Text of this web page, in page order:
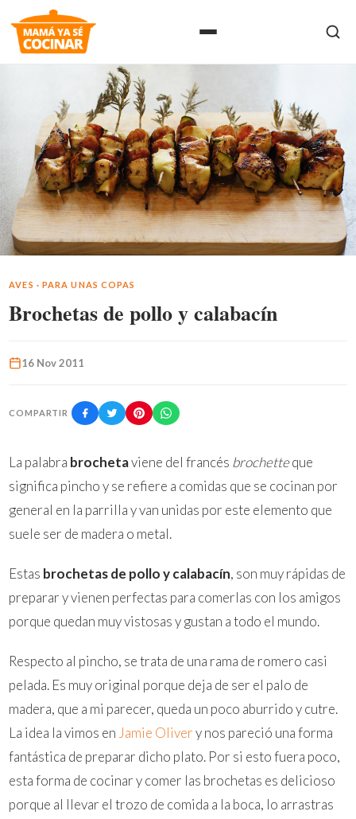
AVES · PARA UNAS COPAS
Brochetas de pollo y calabacín
16 Nov 2011
COMPARTIR
La palabra brochetaviene del francés brochetteque
significa pincho y se refiere a comidas que se cocinan por
general en la parrilla y van unidas por este elemento que
suele ser de madera o metal.
Estas brochetas de pollo y calabacín, son muy rápidas de
preparar y vienen perfectas para comerlas con los amigos
porque quedan muy vistosas y gustan a todo el mundo.
Respecto al pincho, se trata de una rama de romero casi
pelada. Es muy original porque deja de ser el palo de
madera, que a mi parecer, queda un poco aburrido y cutre.
La idea la vimos en Jamie Olivery nos pareció una forma
fantástica de preparar dicho plato. Por si esto fuera poco,
esta forma de cocinar y comer las brochetas es delicioso
porque al llevar el trozo de comida a la boca, lo arrastras